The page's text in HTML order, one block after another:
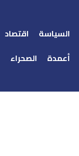
السياسة اقتصاد
أعمدة
الصحراء